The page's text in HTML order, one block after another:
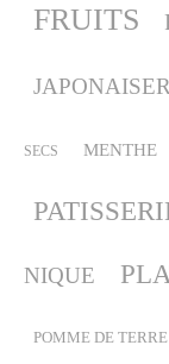
FRUITS
SECS MENTHE
NIQUE
POMME DE TERRE